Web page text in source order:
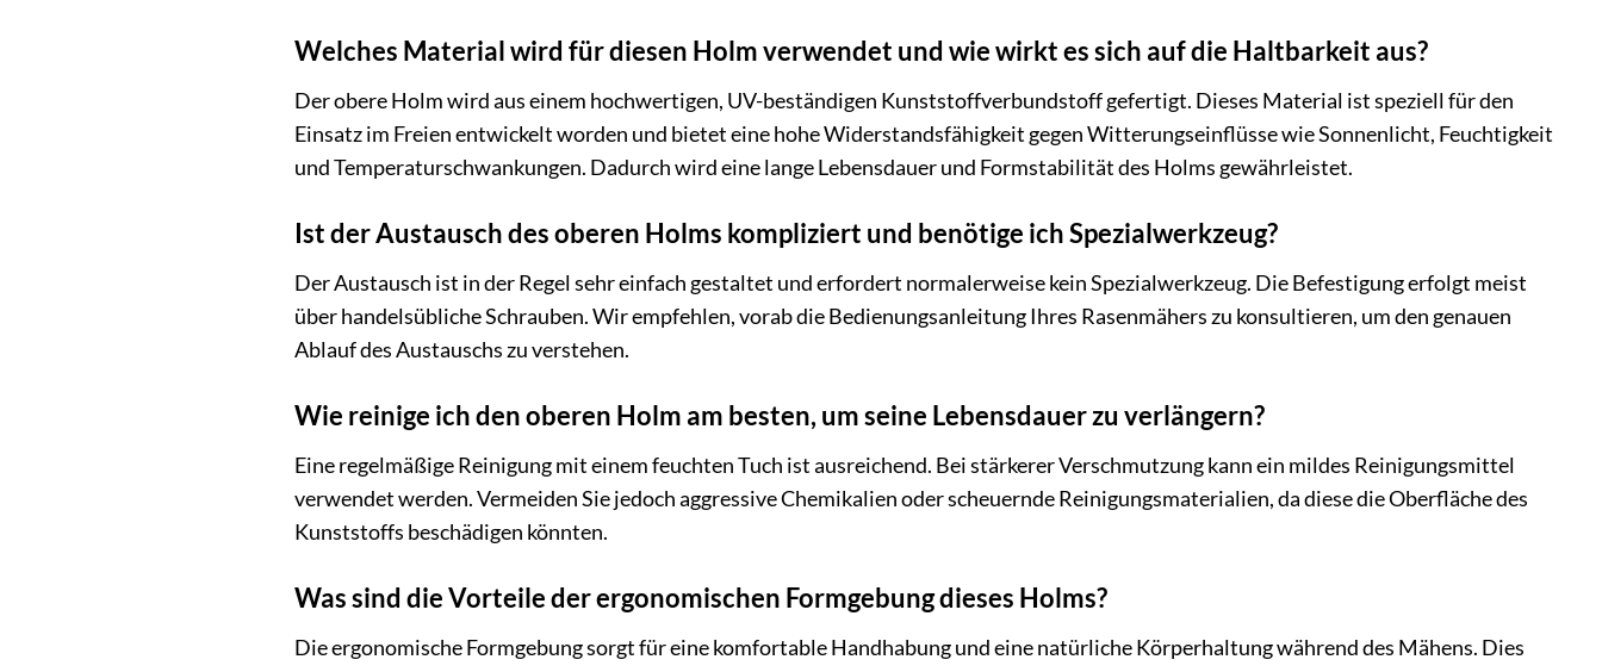
Welches Material wird für diesen Holm verwendet und wie wirkt es sich auf die Haltbarkeit aus?
Der obere Holm wird aus einem hochwertigen, UV-beständigen Kunststoffverbundstoff gefertigt. Dieses Material ist speziell für den
Einsatz im Freien entwickelt worden und bietet eine hohe Widerstandsfähigkeit gegen Witterungseinflüsse wie Sonnenlicht, Feuchtigkeit
und Temperaturschwankungen. Dadurch wird eine lange Lebensdauer und Formstabilität des Holms gewährleistet.
Ist der Austausch des oberen Holms kompliziert und benötige ich Spezialwerkzeug?
Der Austausch ist in der Regel sehr einfach gestaltet und erfordert normalerweise kein Spezialwerkzeug. Die Befestigung erfolgt meist
über handelsübliche Schrauben. Wir empfehlen, vorab die Bedienungsanleitung Ihres Rasenmähers zu konsultieren, um den genauen
Ablauf des Austauschs zu verstehen.
Wie reinige ich den oberen Holm am besten, um seine Lebensdauer zu verlängern?
Eine regelmäßige Reinigung mit einem feuchten Tuch ist ausreichend. Bei stärkerer Verschmutzung kann ein mildes Reinigungsmittel
verwendet werden. Vermeiden Sie jedoch aggressive Chemikalien oder scheuernde Reinigungsmaterialien, da diese die Oberfläche des
Kunststoffs beschädigen könnten.
Was sind die Vorteile der ergonomischen Formgebung dieses Holms?
Die ergonomische Formgebung sorgt für eine komfortable Handhabung und eine natürliche Körperhaltung während des Mähens. Dies